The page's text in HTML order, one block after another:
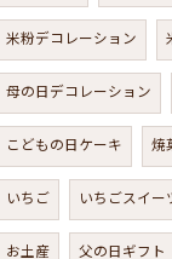
米粉デコレーション
母の日デコレーション
こどもの日ケーキ 焼
いちご いちごスイー
お土産 父の日ギフト